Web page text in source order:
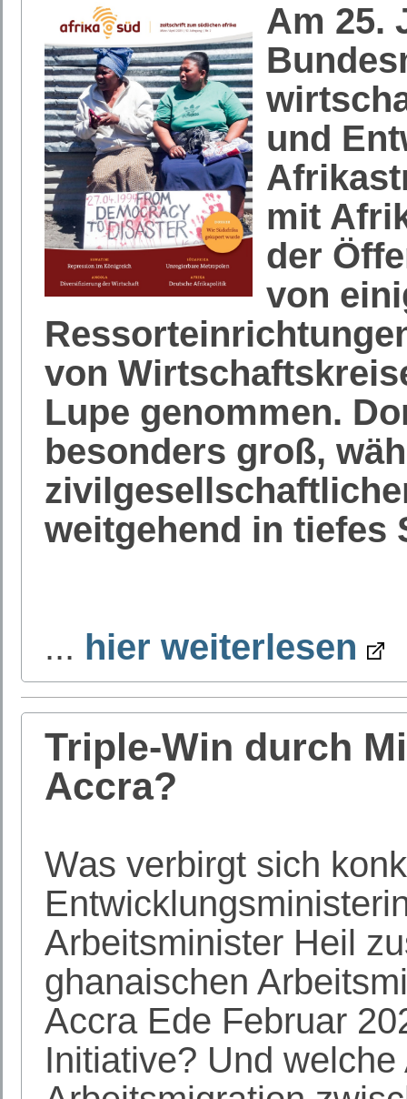
Am 25.
und
mit
der
von
von
Lupe genommen.
besonders groß,
weitgehend in tiefes
... hier weiterlesen
Triple-Win durch
Accra?
Was verbirgt sich
Arbeitsminister Heil
ghanaischen
Accra Ede Februar
Initiative? Und